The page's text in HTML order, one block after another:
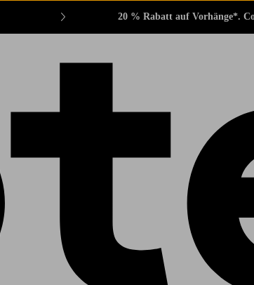
20 % Rabatt auf Vorhänge*.